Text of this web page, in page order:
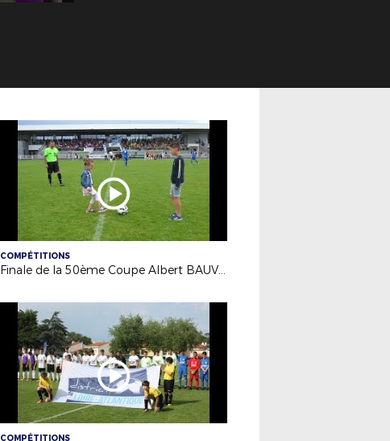
COMPÉTITIONS
Finale de la 50ème Coupe Albert BAUVINEAU - 03/06/18
COMPÉTITIONS